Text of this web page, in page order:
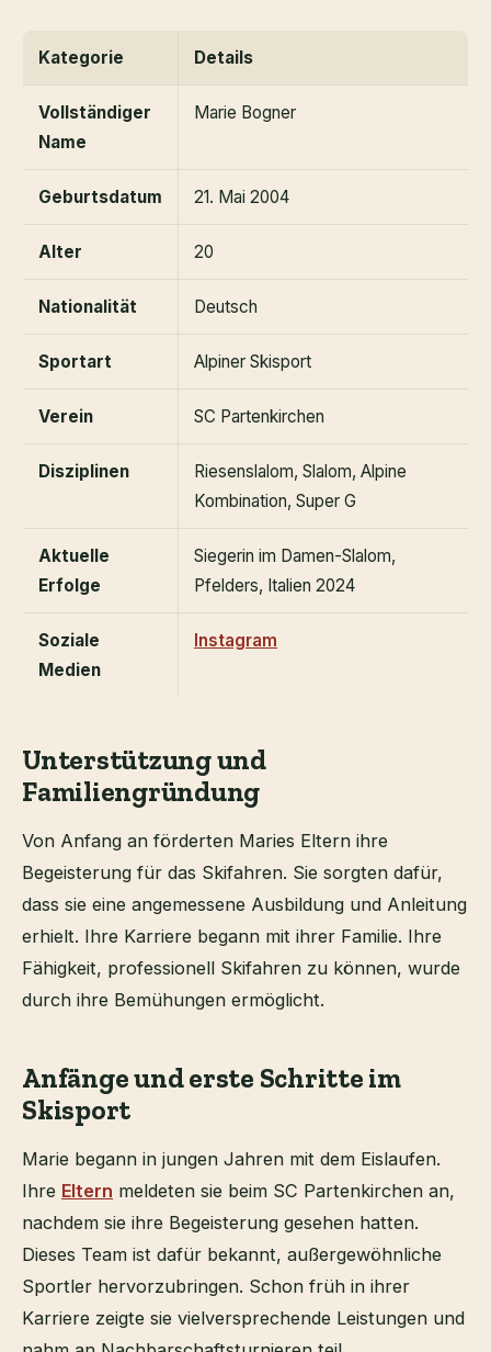
Kategorie Details
Vollständiger
Name
Marie Bogner
Geburtsdatum 21. Mai 2004
Alter 20
Nationalität Deutsch
Sportart Alpiner Skisport
Verein SC Partenkirchen
Disziplinen
Riesenslalom, Slalom, Alpine
Kombination, Super G
Aktuelle
Erfolge
Siegerin im Damen-Slalom,
Pfelders, Italien 2024
Soziale
Medien
Instagram
Unterstützung und
Familiengründung
Von Anfang an förderten Maries Eltern ihre
Begeisterung für das Skifahren. Sie sorgten dafür,
dass sie eine angemessene Ausbildung und Anleitung
erhielt. Ihre Karriere begann mit ihrer Familie. Ihre
Fähigkeit, professionell Skifahren zu können, wurde
durch ihre Bemühungen ermöglicht.
Anfänge und erste Schritte im
Skisport
Marie begann in jungen Jahren mit dem Eislaufen.
Ihre Eltern meldeten sie beim SC Partenkirchen an,
nachdem sie ihre Begeisterung gesehen hatten.
Dieses Team ist dafür bekannt, außergewöhnliche
Sportler hervorzubringen. Schon früh in ihrer
Karriere zeigte sie vielversprechende Leistungen und